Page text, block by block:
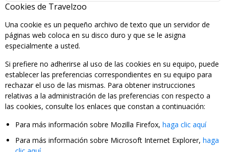
Cookies de Travelzoo
Una cookie es un pequeño archivo de texto que un servidor de
páginas web coloca en su disco duro y que se le asigna
especialmente a usted.
Si prefiere no adherirse al uso de las cookies en su equipo, puede
establecer las preferencias correspondientes en su equipo para
rechazar el uso de las mismas. Para obtener instrucciones
relativas a la administración de las preferencias con respecto a
las cookies, consulte los enlaces que constan a continuación:
Para más información sobre Mozilla Firefox, haga clic aquí
Para más información sobre Microsoft Internet Explorer, haga